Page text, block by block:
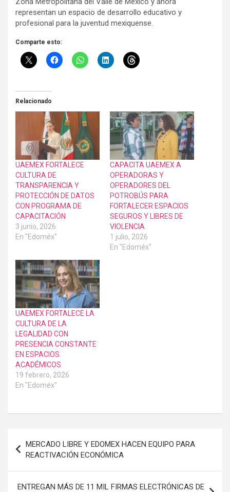
representan un espacio de desarrollo educativo y
profesional para la juventud mexiquense.
Comparte esto:
Relacionado
UAEMEX FORTALECE
CULTURA DE
TRANSPARENCIA Y
PROTECCIÓN DE DATOS
CON PROGRAMA DE
CAPACITACIÓN
3 junio, 2026
En "Edoméx"
CAPACITA UAEMEX A
OPERADORAS Y
OPERADORES DEL
POTROBÚS PARA
FORTALECER ESPACIOS
SEGUROS Y LIBRES DE
VIOLENCIA
1 julio, 2026
En "Edoméx"
UAEMEX FORTALECE LA
CULTURA DE LA
LEGALIDAD CON
PRESENCIA CONSTANTE
EN ESPACIOS
ACADÉMICOS
19 febrero, 2026
En "Edoméx"
de
entradas
MERCADO LIBRE Y EDOMEX HACEN EQUIPO PARA
REACTIVACIÓN ECONÓMICA
ENTREGAN MÁS DE 11 MIL FIRMAS ELECTRÓNICAS DE